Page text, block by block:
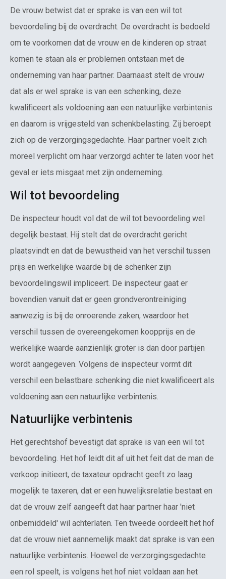
De vrouw betwist dat er sprake is van een wil tot
bevoordeling bij de overdracht. De overdracht is bedoeld
om te voorkomen dat de vrouw en de kinderen op straat
komen te staan als er problemen ontstaan met de
onderneming van haar partner. Daarnaast stelt de vrouw
dat als er wel sprake is van een schenking, deze
kwalificeert als voldoening aan een natuurlijke verbintenis
en daarom is vrijgesteld van schenkbelasting. Zij beroept
zich op de verzorgingsgedachte. Haar partner voelt zich
moreel verplicht om haar verzorgd achter te laten voor het
geval er iets misgaat met zijn onderneming.
Wil tot bevoordeling
De inspecteur houdt vol dat de wil tot bevoordeling wel
degelijk bestaat. Hij stelt dat de overdracht gericht
plaatsvindt en dat de bewustheid van het verschil tussen
prijs en werkelijke waarde bij de schenker zijn
bevoordelingswil impliceert. De inspecteur gaat er
bovendien vanuit dat er geen grondverontreiniging
aanwezig is bij de onroerende zaken, waardoor het
verschil tussen de overeengekomen koopprijs en de
werkelijke waarde aanzienlijk groter is dan door partijen
wordt aangegeven. Volgens de inspecteur vormt dit
verschil een belastbare schenking die niet kwalificeert als
voldoening aan een natuurlijke verbintenis.
Natuurlijke verbintenis
Het gerechtshof bevestigt dat sprake is van een wil tot
bevoordeling. Het hof leidt dit af uit het feit dat de man de
verkoop initieert, de taxateur opdracht geeft zo laag
mogelijk te taxeren, dat er een huwelijksrelatie bestaat en
dat de vrouw zelf aangeeft dat haar partner haar 'niet
onbemiddeld' wil achterlaten. Ten tweede oordeelt het hof
dat de vrouw niet aannemelijk maakt dat sprake is van een
natuurlijke verbintenis. Hoewel de verzorgingsgedachte
een rol speelt, is volgens het hof niet voldaan aan het